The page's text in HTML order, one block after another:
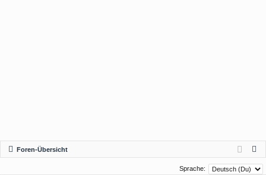
Foren-Übersicht
Sprache: